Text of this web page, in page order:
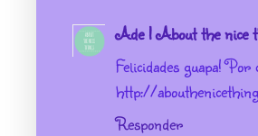
Ade | About the nice
Felicidades guapa!
http://
Responder